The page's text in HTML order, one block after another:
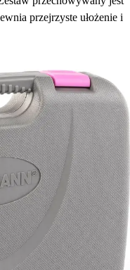
przejrzyste ułożenie i